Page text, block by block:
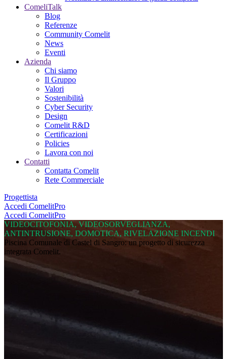
ComeliTalk
Blog
Referenze
Community Comelit
News
Eventi
Azienda
Chi siamo
Il Gruppo
Valori
Sostenibilità
Cyber Security
Design
Comelit R&D
Certificazioni
Policies
Lavora con noi
Contatti
Contatta Comelit
Rete Commerciale
Progettista
Accedi ComelitPro
Accedi ComelitPro
VIDEOCITOFONIA, VIDEOSORVEGLIANZA,
ANTINTRUSIONE, DOMOTICA, RIVELAZIONE INCENDI
Piscina Comunale di Castel di Sangro: un progetto di sicurezza
integrata Comelit.